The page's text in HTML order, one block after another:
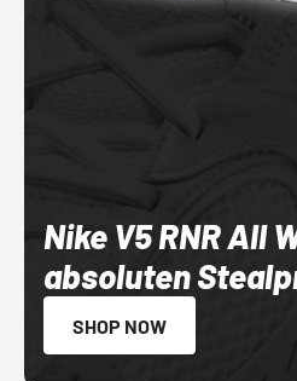
Nike V5 RNR All
absoluten
SHOP NOW